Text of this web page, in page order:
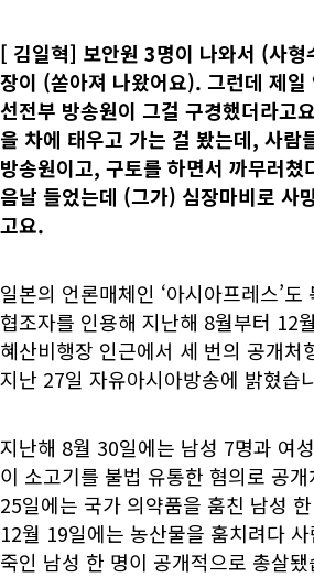
[ 김일혁] 보안원 3명이 나와서 (사형
장이 (쏟아져 나왔어요). 그런데 제일
선전부 방송원이 그걸 구경했더라고
을 차에 태우고 가는 걸 봤는데, 사람
방송원이고, 구토를 하면서 까무러쳤
음날 들었는데 (그가) 심장마비로 사
고요.
일본의 언론매체인 ‘아시아프레스’도
협조자를 인용해 지난해 8월부터 12
혜산비행장 인근에서 세 번의 공개처
지난 27일 자유아시아방송에 밝혔습
지난해 8월 30일에는 남성 7명과 여
이 소고기를 불법 유통한 혐의로 공
25일에는 국가 의약품을 훔친 남성
12월 19일에는 농산물을 훔치려다
죽인 남성 한 명이 공개적으로 총살됐